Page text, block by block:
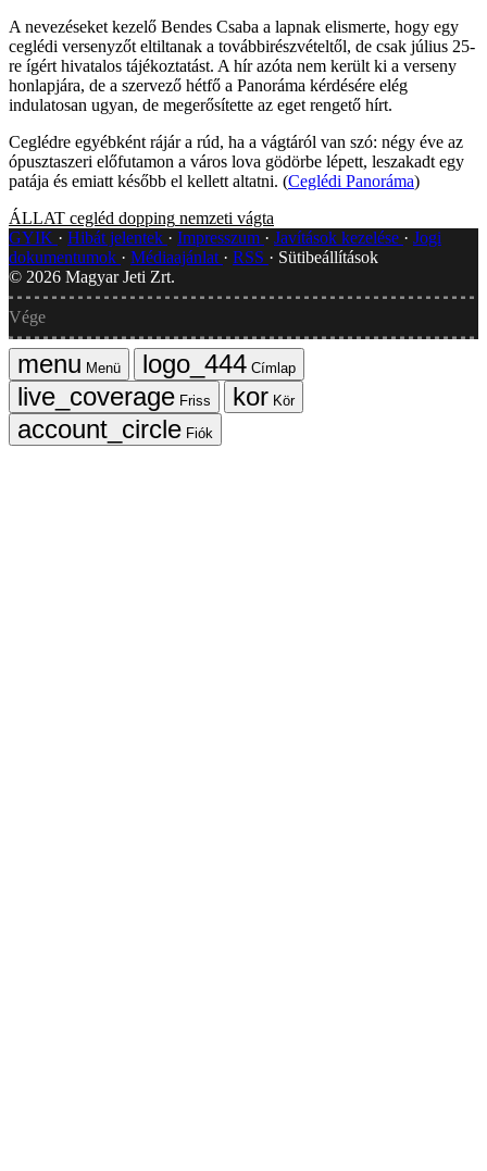
A nevezéseket kezelő Bendes Csaba a lapnak elismerte, hogy egy
ceglédi versenyzőt eltiltanak a továbbirészvételtől, de csak július 25-
re ígért hivatalos tájékoztatást. A hír azóta nem került ki a verseny
honlapjára, de a szervező hétfő a Panoráma kérdésére elég
indulatosan ugyan, de megerősítette az eget rengető hírt.
Ceglédre egyébként rájár a rúd, ha a vágtáról van szó: négy éve az
ópusztaszeri előfutamon a város lova gödörbe lépett, leszakadt egy
patája és emiatt később el kellett altatni. (Ceglédi Panoráma)
ÁLLAT cegléd dopping nemzeti vágta
GYIK
Hibát jelentek Impresszum Javítások kezelése
Jogi
dokumentumok
Médiaajánlat RSS
Sütibeállítások
© 2026 Magyar Jeti Zrt.
Vége
Menü
Címlap
Friss
Kör
Fiók